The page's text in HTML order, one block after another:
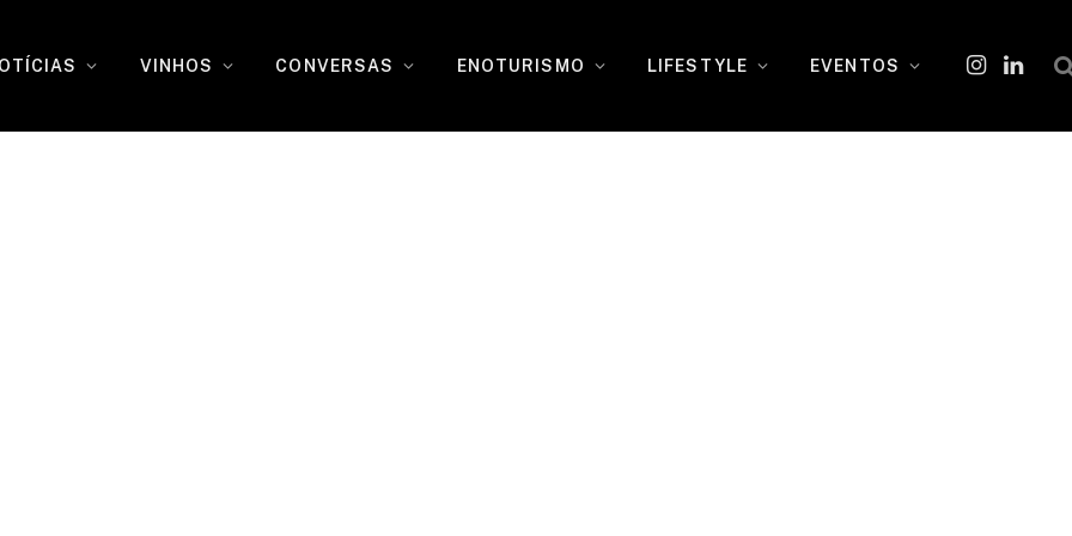
VINHOS CONVERSAS ENOTURISMO LIFESTYLE EVENTOS
Instagram
O